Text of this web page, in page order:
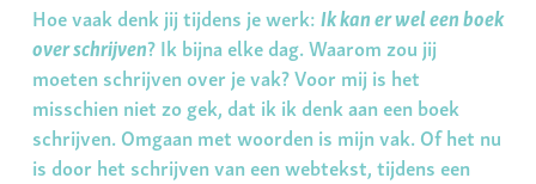
Hoe vaak denk jij tijdens je werk:Ik kan er wel een boek
over schrijven? Ik bijna elke dag. Waarom zou jij
moeten schrijven over je vak?Voor mij is het
misschien niet zo gek, dat ik ik denk aan een boek
schrijven. Omgaan met woorden is mijn vak. Of het nu
is door het schrijven van een webtekst, tijdens een